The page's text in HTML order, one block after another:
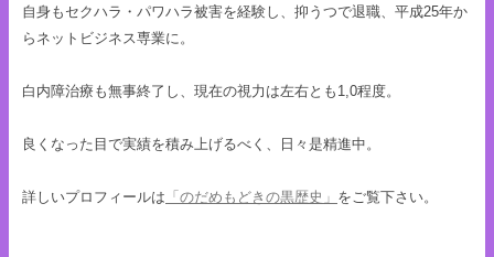
自身もセクハラ・パワハラ被害を経験し、抑うつで退職、平成25年か
らネットビジネス専業に。
白内障治療も無事終了し、現在の視力は左右とも1,0程度。
良くなった目で実績を積み上げるべく、日々是精進中。
詳しいプロフィールは 「のだめもどきの黒歴史」 をご覧下さい。